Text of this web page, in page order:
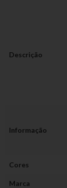
Descrição
Informação
Cores
Marca